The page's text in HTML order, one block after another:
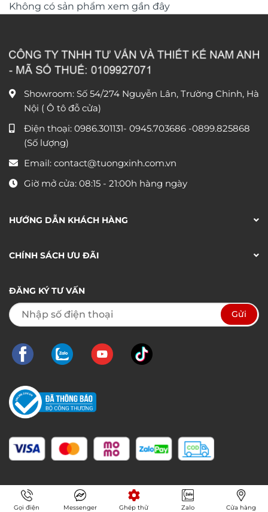
Không có sản phẩm xem gần đây
Showroom: Số 54/274 Nguyễn Lân, Trường Chinh, Hà
Nội ( Ô tô đỗ cửa)
Điện thoại: 0986.301131- 0945.703686 -0899.825868
(Số lượng)
Email: contact@tuongxinh.com.vn
Giờ mở cửa: 08:15 - 21:00h hàng ngày
HƯỚNG DẪN KHÁCH HÀNG
CHÍNH SÁCH ƯU ĐÃI
ĐĂNG KÝ TƯ VẤN
Gọi điện Messenger Ghép thử Zalo Cửa hàng